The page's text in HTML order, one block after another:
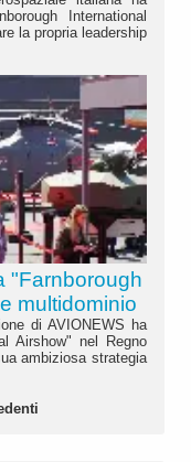
International
la propria leadership
"Farnborough
multidominio
di AVIONEWS ha
Airshow" nel Regno
ambiziosa strategia